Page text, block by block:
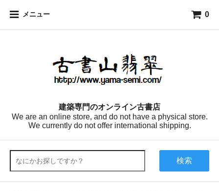
メニュー 0
建築専門のオンライン古書店
We are an online store, and do not have a physical store.
We currently do not offer international shipping.
検索